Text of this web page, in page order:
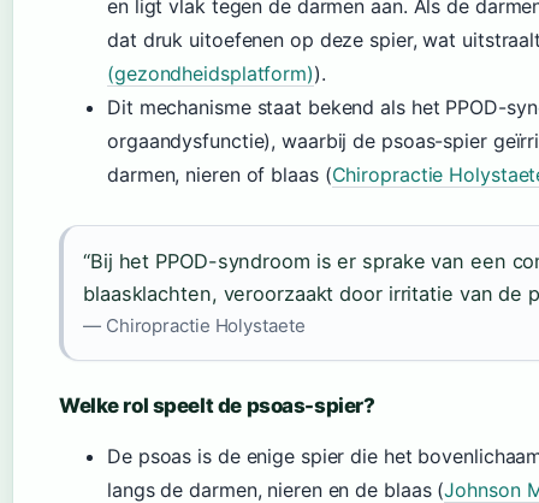
en ligt vlak tegen de darmen aan. Als de
dat druk uitoefenen op deze spier, wat
(gezondheidsplatform)).
Dit mechanisme staat bekend als het PPOD-
orgaandysfunctie), waarbij de psoas-spier
darmen, nieren of blaas (Chiropractie
“Bij het PPOD-syndroom is er sprake van een
blaasklachten, veroorzaakt door irritatie van de
— Chiropractie Holystaete
Welke rol speelt de psoas-spier?
De psoas is de enige spier die het
langs de darmen, nieren en de blaas (Johnson